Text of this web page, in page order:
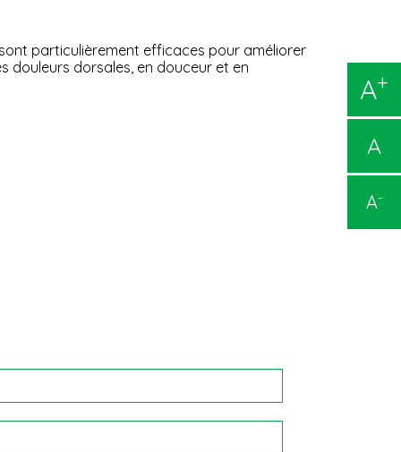
A+
A
A-
particulièrement efficaces pour améliorer
douleurs dorsales, en douceur et en